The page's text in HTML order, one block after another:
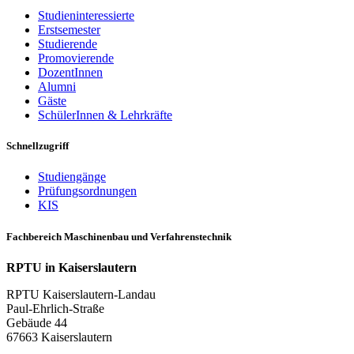
Studieninteressierte
Erstsemester
Studierende
Promovierende
DozentInnen
Alumni
Gäste
SchülerInnen & Lehrkräfte
Schnellzugriff
Studiengänge
Prüfungsordnungen
KIS
Fachbereich Maschinenbau und Verfahrenstechnik
RPTU in Kaiserslautern
RPTU Kaiserslautern-Landau
Paul-Ehrlich-Straße
Gebäude 44
67663 Kaiserslautern